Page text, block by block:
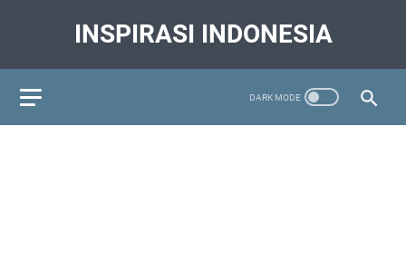
INSPIRASI INDONESIA